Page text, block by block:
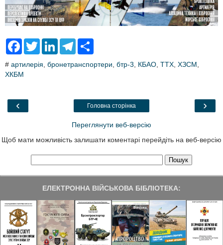
F
e
b
k
T
t
L
k
T
e
m
r
# артилерія бронетранспортери бтр-3 КБАО ТТХ ХЗСМ
ХКБМ
‹ ›
Головна сторінка
Переглянути веб-версію
Щоб мати можливість залишати коментарі перейдіть на веб-версію
ЕЛЕКТРОННА ВІЙСЬКОВА БІБЛІОТЕКА: